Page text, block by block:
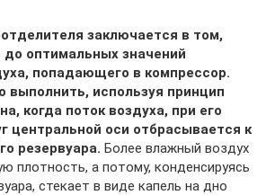
заключается в том,
до оптимальных значений
попадающего в компрессор.
выполнить, используя принцип
когда поток воздуха, при его
центральной оси отбрасывается к
резервуара. Более влажный воздух
плотность, а потому, конденсируясь
стекает в виде капель на дно